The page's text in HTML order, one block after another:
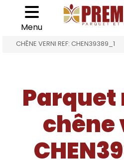
Choisir son parquet
Menu
ACCUEIL > PARQUET
CHÊNE VERNI REF: CHEN39389_1
chêne
Cookies management panel